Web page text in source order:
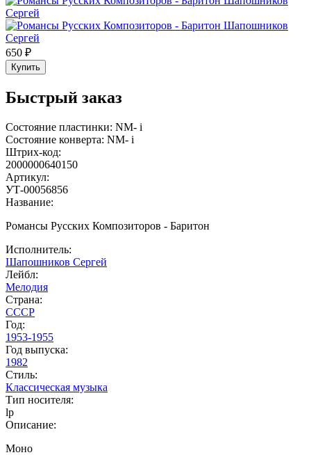
650 ₽
Купить
Быстрый заказ
Состояние пластинки: NM- i
Состояние конверта: NM- i
Штрих-код:
2000000640150
Артикул:
УТ-00056856
Название:
Романсы Русских Композиторов - Баритон
Исполнитель:
Шапошников Сергей
Лейбл:
Мелодия
Страна:
СССР
Год:
1953-1955
Год выпуска:
1982
Стиль:
Классическая музыка
Тип носителя:
lp
Описание:
Моно